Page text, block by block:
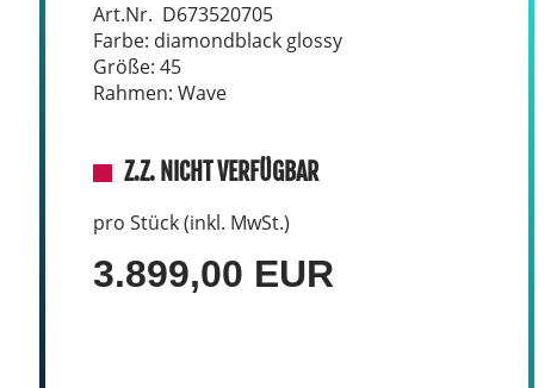
Art.Nr. D673520705
Farbe: diamondblack glossy
Größe: 45
Rahmen: Wave
Z.Z. NICHT VERFÜGBAR
pro Stück (inkl. MwSt.)
3.899,00 EUR